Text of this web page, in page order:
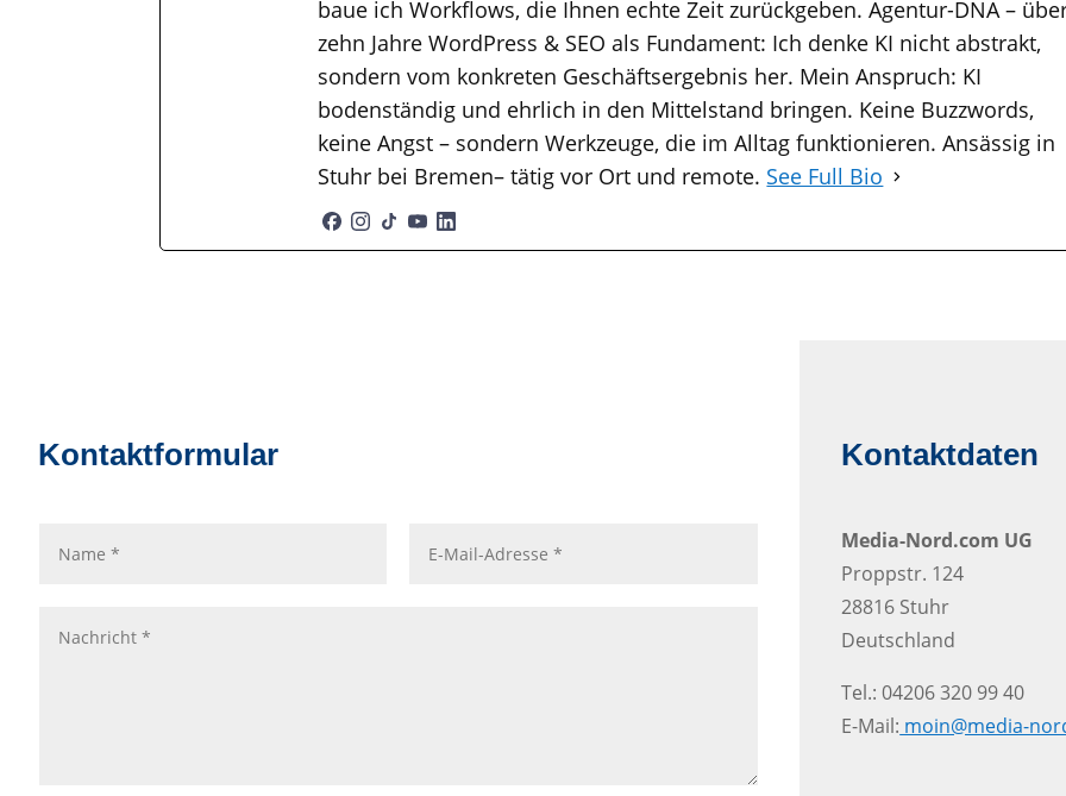
baue ich Workflows, die Ihnen echte Zeit zurückgeben. Agentur-DNA –
zehn Jahre WordPress & SEO als Fundament: Ich denke KI nicht abstrakt,
sondern vom konkreten Geschäftsergebnis her. Mein Anspruch: KI
bodenständig und ehrlich in den Mittelstand bringen. Keine Buzzwords,
keine Angst – sondern Werkzeuge, die im Alltag funktionieren. Ansässig in
Stuhr bei Bremen– tätig vor Ort und remote. See Full Bio
Kontaktformular Kontaktdaten
Media-Nord.com UG
Proppstr. 124
28816 Stuhr
Deutschland
Tel.: 04206 320 99 40
E-Mail: moin@media-